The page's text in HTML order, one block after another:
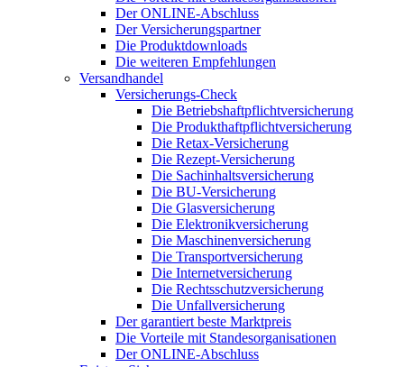
Der ONLINE-Abschluss
Der Versicherungspartner
Die Produktdownloads
Die weiteren Empfehlungen
Versandhandel
Versicherungs-Check
Die Betriebshaftpflichtversicherung
Die Produkthaftpflichtversicherung
Die Retax-Versicherung
Die Rezept-Versicherung
Die Sachinhaltsversicherung
Die BU-Versicherung
Die Glasversicherung
Die Elektronikversicherung
Die Maschinenversicherung
Die Transportversicherung
Die Internetversicherung
Die Rechtsschutzversicherung
Die Unfallversicherung
Der garantiert beste Marktpreis
Die Vorteile mit Standesorganisationen
Der ONLINE-Abschluss